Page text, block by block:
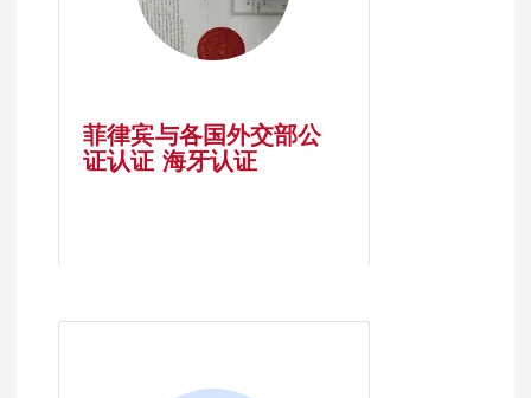
菲律宾与各国外交部公
证认证 海牙认证